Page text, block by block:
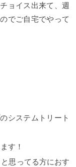
ョイス出来て、週
でご自宅でやって
システムトリート
す！
思ってる方におす